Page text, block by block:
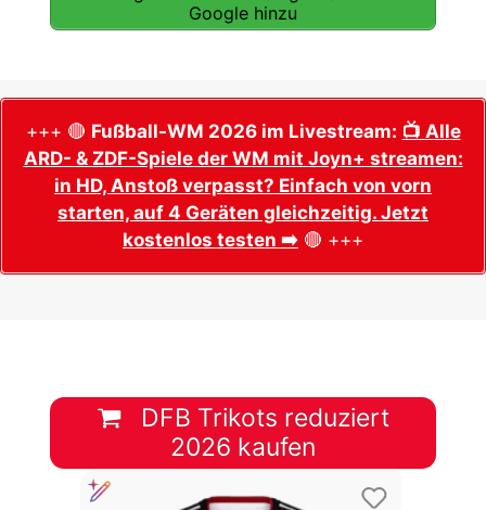
Google hinzu
+++ 🔴 Fußball-WM 2026 im Livestream: 📺 Alle
ARD- & ZDF-Spiele der WM mit Joyn+ streamen:
in HD, Anstoß verpasst? Einfach von vorn
starten, auf 4 Geräten gleichzeitig. Jetzt
kostenlos testen ➡️ 🔴 +++
DFB Trikots reduziert
2026 kaufen